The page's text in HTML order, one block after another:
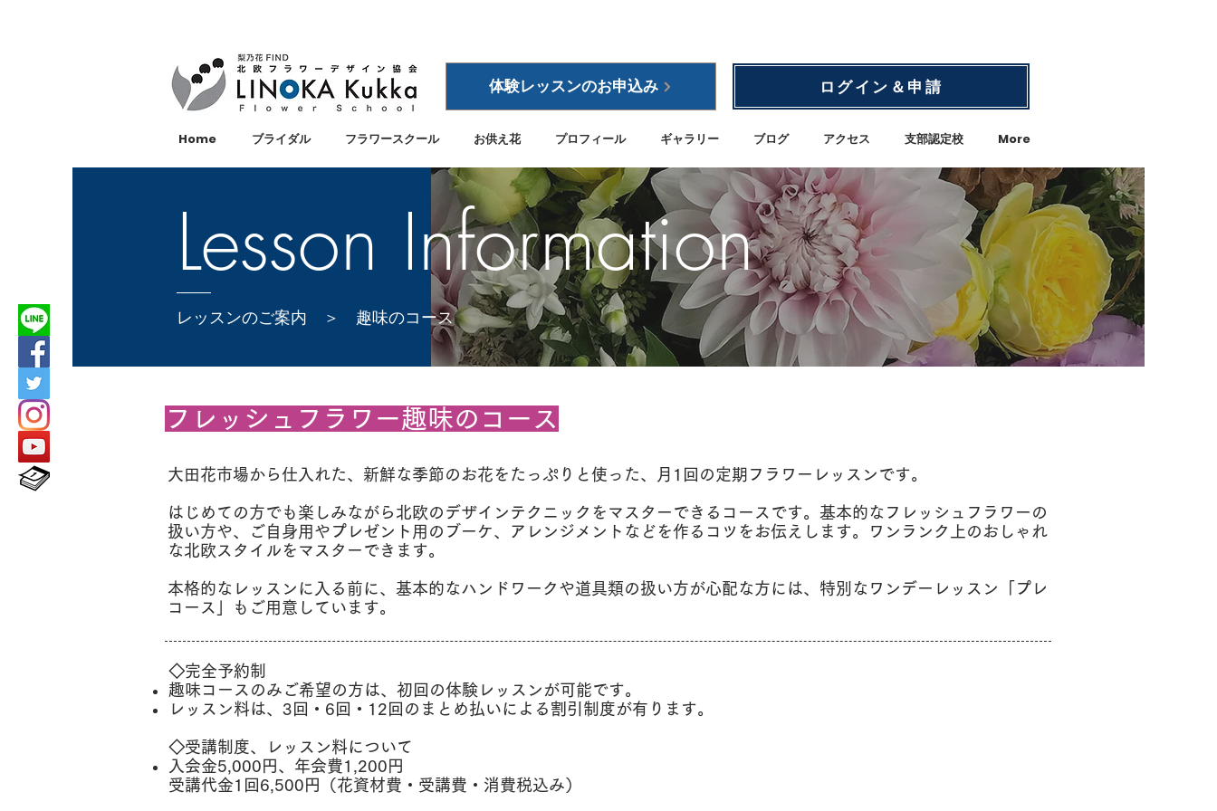
体験レッスンのお申込み ログイン＆申請
Home ブライダル フラワースクール お供え花 プロフィール ギャラリー ブログ アクセス 支部認定校 More
Lesson Information
レッスンのご案内 ＞ 趣味のコース
フレッシュフラワー趣味のコース
大田花市場から仕入れた、新鮮な季節のお花をたっぷりと使った、月1回の定期フラワーレッスンです。
はじめての方でも楽しみながら北欧のデザインテクニックをマスターできるコースです。基本的なフレッシュフラワーの
扱い方や、ご自身用やプレゼント用のブーケ、アレンジメントなどを作るコツをお伝えします。ワンランク上のおしゃれ
な北欧スタイルをマスターできます。
本格的なレッスンに入る前に、基本的なハンドワークや道具類の扱い方が心配な方には、特別なワンデーレッスン「プレ
コース」もご用意しています。
◇完全予約制
趣味コースのみご希望の方は、初回の体験レッスンが可能です。
レッスン料は、3回・6回・12回のまとめ払いによる割引制度が有ります。
◇受講制度、レッスン料について
入会金5,000円、年会費1,200円
受講代金1回6,500円（花資材費・受講費・消費税込み）